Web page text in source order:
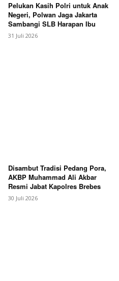
Pelukan Kasih Polri untuk Anak
Negeri, Polwan Jaga Jakarta
Sambangi SLB Harapan Ibu
31 Juli 2026
Disambut Tradisi Pedang Pora,
AKBP Muhammad Ali Akbar
Resmi Jabat Kapolres Brebes
30 Juli 2026